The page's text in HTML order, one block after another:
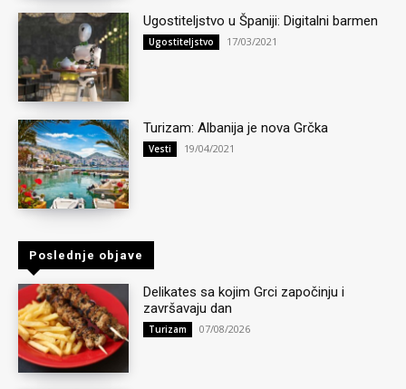
Ugostiteljstvo u Španiji: Digitalni barmen
Ugostiteljstvo 17/03/2021
Turizam: Albanija je nova Grčka
Vesti 19/04/2021
Poslednje objave
Delikates sa kojim Grci započinju i
završavaju dan
Turizam 07/08/2026